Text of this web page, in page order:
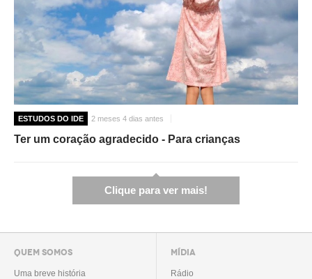
ESTUDOS DO IDE 2 meses 4 dias antes
Ter um coração agradecido - Para crianças
Clique para ver mais!
QUEM SOMOS
Uma breve história
MÍDIA
Rádio